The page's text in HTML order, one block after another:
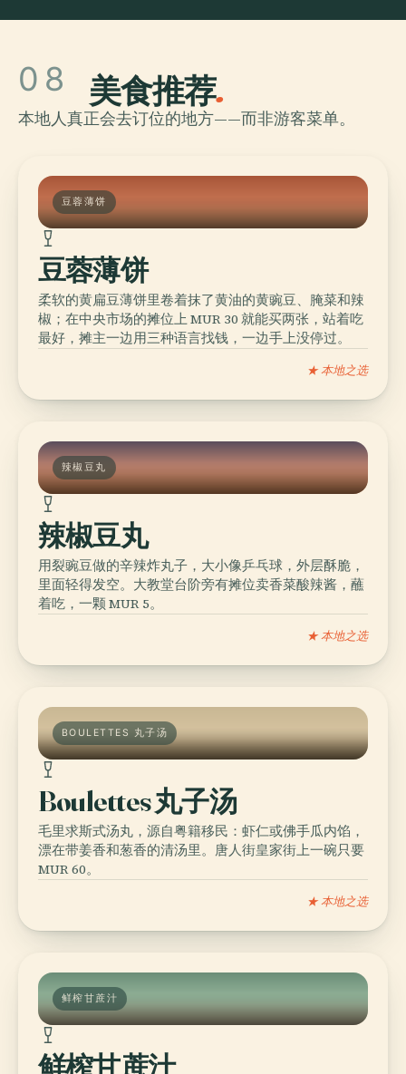
08 美食推荐.
本地人真正会去订位的地方——而非游客菜单。
豆蓉薄饼
豆蓉薄饼
柔软的黄扁豆薄饼里卷着抹了黄油的黄豌豆、腌菜和辣
椒；在中央市场的摊位上 MUR 30 就能买两张，站着吃
最好，摊主一边用三种语言找钱，一边手上没停过。
★ 本地之选
辣椒豆丸
辣椒豆丸
用裂豌豆做的辛辣炸丸子，大小像乒乓球，外层酥脆，
里面轻得发空。大教堂台阶旁有摊位卖香菜酸辣酱，蘸
着吃，一颗 MUR 5。
★ 本地之选
BOULETTES 丸子汤
Boulettes 丸子汤
毛里求斯式汤丸，源自粤籍移民：虾仁或佛手瓜内馅，
漂在带姜香和葱香的清汤里。唐人街皇家街上一碗只要
MUR 60。
★ 本地之选
鲜榨甘蔗汁
鲜榨甘蔗汁